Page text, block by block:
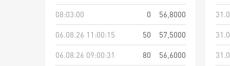
08:03:00
0
56,8000
06.08.26 11:00:15
50
57,5000
06.08.26 09:00:31
80
56,6000